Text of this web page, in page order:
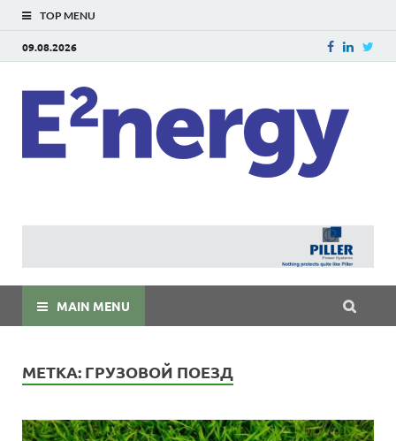
TOP MENU
09.08.2026
MAIN MENU
МЕТКА: ГРУЗОВОЙ ПОЕЗД